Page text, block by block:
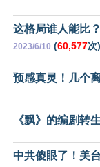
这格局谁人能比
2023/6/10 (60,577次)
预感真灵！几个
《飘》的编剧转
中共傻眼了！美